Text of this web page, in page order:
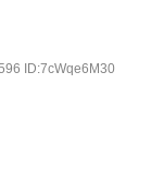
ID:7cWqe6M30